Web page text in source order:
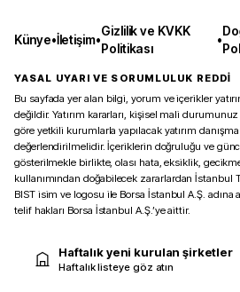
Künye•İletişim•
Gizlilik ve KVKK
Politikası
•
YASAL UYARI VE SORUMLULUK REDDİ
Bu sayfada yer alan bilgi, yorum ve içerikler
değildir. Yatırım kararları, kişisel mali
göre yetkili kurumlarla yapılacak yatırım
değerlendirilmelidir. İçeriklerin doğruluğu ve
gösterilmekle birlikte, olası hata, eksiklik,
kullanımından doğabilecek zararlardan İstanbul
BIST isim ve logosu ile Borsa İstanbul A.Ş.
telif hakları Borsa İstanbul A.Ş.’ye aittir.
Haftalık yeni kurulan şirketler
Haftalık listeye göz atın